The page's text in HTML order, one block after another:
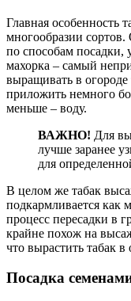
Главная особенность
многообразии
по способам посадки,
махорка – самый
выращивать в
приложить немного
меньше – воду.
ВАЖНО! Для
лучше заранее
для
В целом же табак
подкармливается как
процесс пересадки в
крайне похож на
что вырастить табак
Посадка